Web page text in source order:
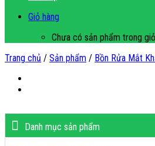
Giỏ hàng
Chưa có sản phẩm trong
Trang chủ / Sản phẩm / Bồn Rửa Mắt
Danh mục sản phẩm